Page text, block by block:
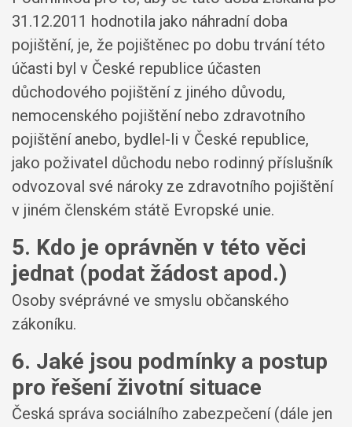
31.12.2011 hodnotila jako náhradní doba
pojištění, je, že pojištěnec po dobu trvání této
účasti byl v České republice účasten
důchodového pojištění z jiného důvodu,
nemocenského pojištění nebo zdravotního
pojištění anebo, bydlel-li v České republice,
jako poživatel důchodu nebo rodinný příslušník
odvozoval své nároky ze zdravotního pojištění
v jiném členském státě Evropské unie.
5. Kdo je oprávněn v této věci
jednat (podat žádost apod.)
Osoby svéprávné ve smyslu občanského
zákoníku.
6. Jaké jsou podmínky a postup
pro řešení životní situace
Česká správa sociálního zabezpečení (dále jen